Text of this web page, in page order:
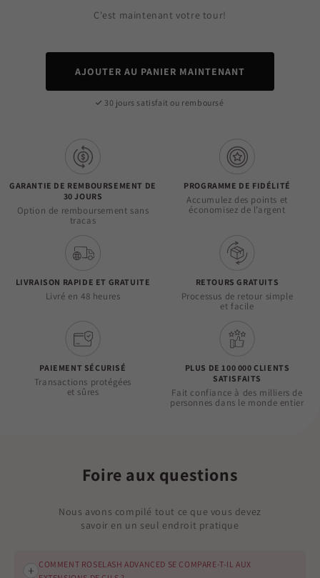
C'est maintenant votre tour!
AJOUTER AU PANIER MAINTENANT
30 jours satisfait ou remboursé
GARANTIE DE REMBOURSEMENT DE
30 JOURS
Option de remboursement sans
tracas
PROGRAMME DE FIDÉLITÉ
Accumulez des points et
économisez de l’argent
LIVRAISON RAPIDE ET GRATUITE
Livré en 48 heures
RETOURS GRATUITS
Processus de retour simple
et facile
PAIEMENT SÉCURISÉ
Transactions protégées
et sûres
PLUS DE 100 000 CLIENTS
SATISFAITS
Fait confiance à des milliers de
personnes dans le monde entier
Foire aux questions
Nous avons compilé tout ce que vous devez
savoir en un seul endroit pratique
COMMENT ROSELASH ADVANCED SE COMPARE-T-IL AUX